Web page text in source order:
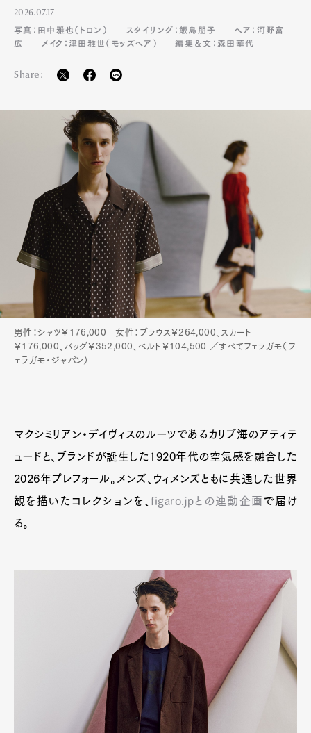
2026.07.17
写真：田中雅也（トロン）
スタイリング：飯島朋子
ヘア：河野富
広
メイク：津田雅世（モッズヘア） 編集＆文：森田華代
Share:
男性：シャツ￥176,000 女性：ブラウス￥264,000、スカート
￥176,000、バッグ￥352,000、ベルト￥104,500 ／すべてフェラガモ（フ
ェラガモ・ジャパン）
マクシミリアン・デイヴィスのルーツであるカリブ海のアティテ
ュードと、ブランドが誕生した1920年代の空気感を融合した
2026年プレフォール。メンズ、ウィメンズともに共通した世界
観を描いたコレクションを、figaro.jpとの連動企画 で届け
る。